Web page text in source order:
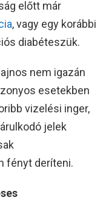
előtt már
, vagy egy korábbi
diabéteszük.
nem igazán
esetekben
vizelési inger,
jelek
fényt deríteni.